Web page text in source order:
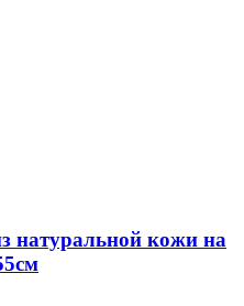
натуральной кожи на